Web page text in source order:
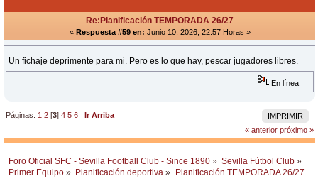
Re:Planificación TEMPORADA 26/27
« Respuesta #59 en: Junio 10, 2026, 22:57 Horas »
Un fichaje deprimente para mi. Pero es lo que hay, pescar jugadores libres.
En línea
IMPRIMIR
Páginas: 1 2 [3]4 5 6
Ir Arriba
« anterior próximo »
Foro Oficial SFC - Sevilla Football Club - Since 1890 » Sevilla Fútbol Club »
Primer Equipo » Planificación deportiva » Planificación TEMPORADA 26/27